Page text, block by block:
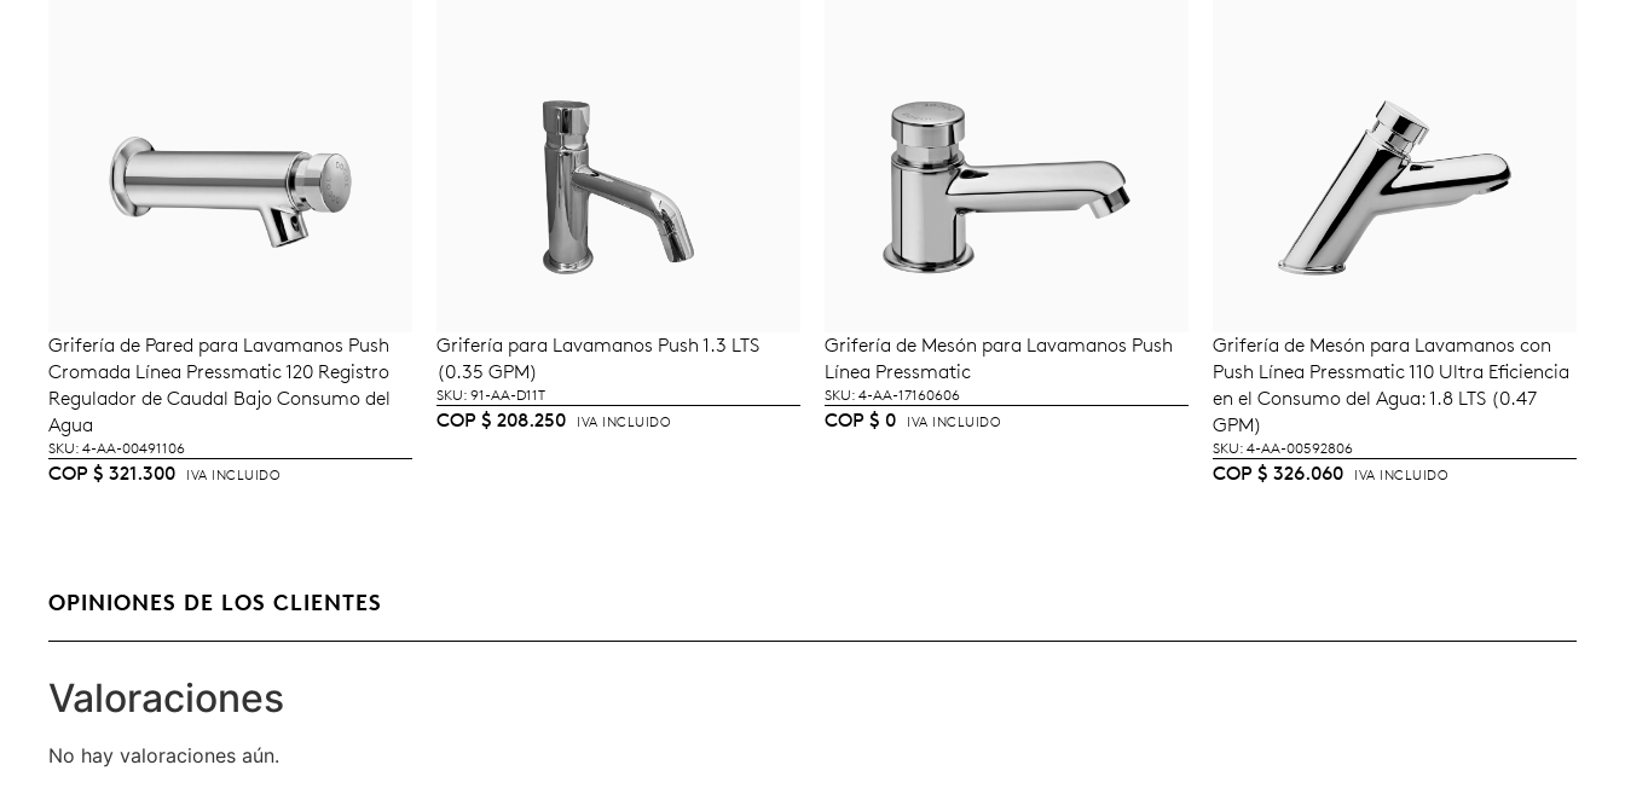
AÑADIR AL CARRITO
Grifería de Pared para Lavamanos Push
Cromada Línea Pressmatic 120 Registro
Regulador de Caudal Bajo Consumo del
Agua
SKU: 4-AA-00491106
COP $ 321.300 IVA INCLUIDO
AÑADIR AL CARRITO
Grifería para Lavamanos Push 1.3 LTS
(0.35 GPM)
SKU: 91-AA-D11T
COP $ 208.250 IVA INCLUIDO
LEER MÁS
Grifería de Mesón para Lavamanos Push
Línea Pressmatic
SKU: 4-AA-17160606
COP $ 0 IVA INCLUIDO
AÑADIR AL CARRITO
Grifería de Mesón para Lavamanos con
Push Línea Pressmatic 110 Ultra Eficiencia
en el Consumo del Agua: 1.8 LTS (0.47
GPM)
SKU: 4-AA-00592806
COP $ 326.060 IVA INCLUIDO
OPINIONES DE LOS CLIENTES
Valoraciones
No hay valoraciones aún.